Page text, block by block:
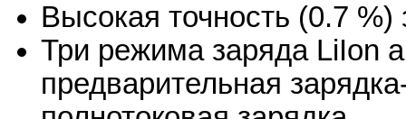
Высокая точность (0.7 %)
Три режима заряда LiIon
предварительная